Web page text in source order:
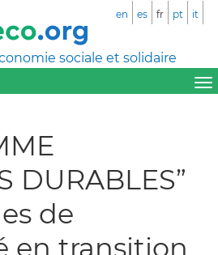
sociale et solidaire
en es fr pt it
DURABLES”
de
en transition